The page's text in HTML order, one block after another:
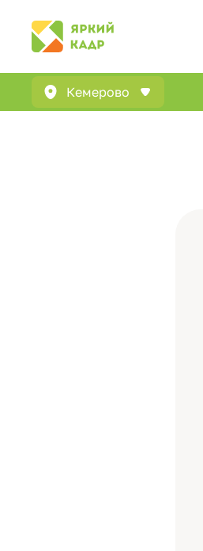
Кемерово